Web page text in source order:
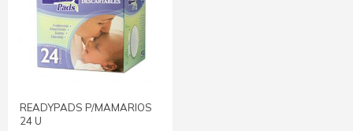
READYPADS P/MAMARIOS
24 U